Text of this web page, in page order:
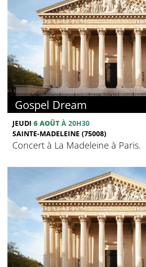
Gospel Dream
JEUDI 6 AOÛT À 20H30
SAINTE-MADELEINE (75008)
Concert à La Madeleine à Paris.